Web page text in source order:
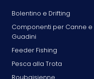
Bolentino e Drifting
Componenti per Canne e
Guadini
Feeder Fishing
Pesca alla Trota
Roubaisienne